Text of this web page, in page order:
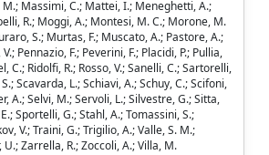
Massimi, C.; Mattei, I.; Meneghetti, A.;
R.; Moggi, A.; Montesi, M. C.; Morone, M.
S.; Murtas, F.; Muscato, A.; Pastore, A.;
Pennazio, F.; Peverini, F.; Placidi, P.; Pullia,
C.; Ridolfi, R.; Rosso, V.; Sanelli, C.; Sartorelli,
Scavarda, L.; Schiavi, A.; Schuy, C.; Scifoni,
A.; Selvi, M.; Servoli, L.; Silvestre, G.; Sitta,
Sportelli, G.; Stahl, A.; Tomassini, S.;
V.; Traini, G.; Trigilio, A.; Valle, S. M.;
Zarrella, R.; Zoccoli, A.; Villa, M.